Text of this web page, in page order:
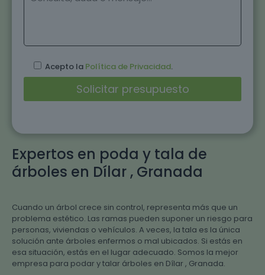
Expertos en poda y tala de
árboles en Dílar , Granada
Cuando un árbol crece sin control, representa más que un
problema estético. Las ramas pueden suponer un riesgo para
personas, viviendas o vehículos. A veces, la tala es la única
solución ante árboles enfermos o mal ubicados. Si estás en
esa situación, estás en el lugar adecuado. Somos la mejor
empresa para podar y talar árboles en Dílar , Granada.
Acepto la Política de Privacidad.